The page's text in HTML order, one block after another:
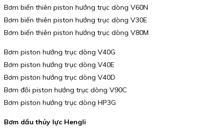
Bơm biến thiên piston hướng trục dòng V60N
Bơm biến thiên piston hướng trục dòng V30E
Bơm biến thiên piston hướng trục dòng V80M
Bơm piston hướng trục dòng V40G
Bơm piston hướng trục dòng V40E
Bơm piston hướng trục dòng V40D
Bơm đôi piston hướng trục dòng V90C
Bơm piston hướng trục dòng HP3G
Bơm dầu thủy lực Hengli